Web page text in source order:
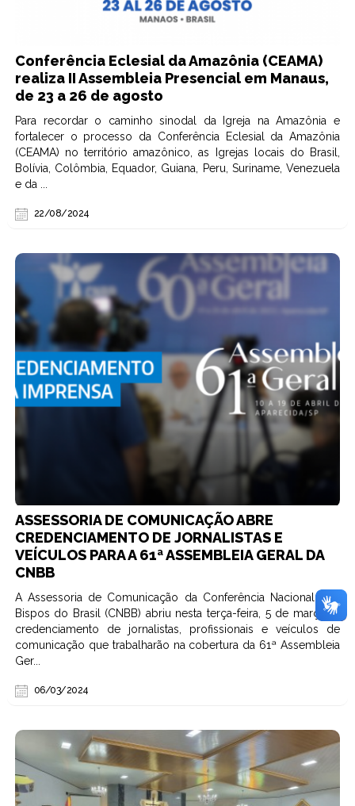
Conferência Eclesial da Amazônia (CEAMA)
realiza II Assembleia Presencial em Manaus,
de 23 a 26 de agosto
Para recordar o caminho sinodal da Igreja na Amazônia e
fortalecer o processo da Conferência Eclesial da Amazônia
(CEAMA) no território amazônico, as Igrejas locais do Brasil,
Bolívia, Colômbia, Equador, Guiana, Peru, Suriname, Venezuela
e da ...
22/08/2024
ASSESSORIA DE COMUNICAÇÃO ABRE
CREDENCIAMENTO DE JORNALISTAS E
VEÍCULOS PARA A 61ª ASSEMBLEIA GERAL DA
CNBB
A Assessoria de Comunicação da Conferência Nacional dos
Bispos do Brasil (CNBB) abriu nesta terça-feira, 5 de março, o
credenciamento de jornalistas, profissionais e veículos de
comunicação que trabalharão na cobertura da 61ª Assembleia
Ger...
06/03/2024